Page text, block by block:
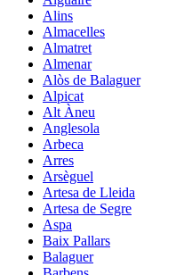
Alins
Almacelles
Almatret
Almenar
Alòs de Balaguer
Alpicat
Alt Àneu
Anglesola
Arbeca
Arres
Arsèguel
Artesa de Lleida
Artesa de Segre
Aspa
Baix Pallars
Balaguer